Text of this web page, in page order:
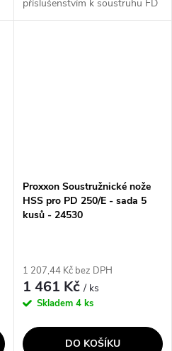
příslušenstvím k soustruhu FD
150/E s rozsahem 0,5-6,5mm.
Proxxon Soustružnické nože
HSS pro PD 250/E - sada 5
kusů - 24530
1 207,44 Kč bez DPH
1 461 Kč/ ks
Skladem 4 ks
DO KOŠÍKU